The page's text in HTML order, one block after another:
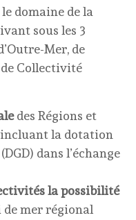
domaine de la
sous les 3
Mer, de
Collectivité
des Régions et
la dotation
dans l’échange
la possibilité
de mer régional